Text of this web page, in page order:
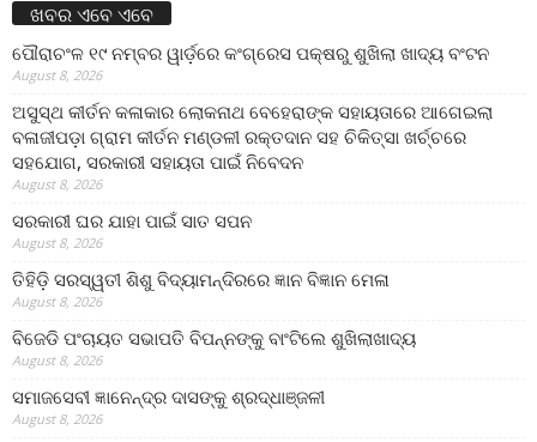
ଖବର ଏବେ ଏବେ
ପୌରାଚଂଳ ୧୯ ନମ୍ବର ୱାର୍ଡ଼ରେ କଂଗ୍ରେସ ପକ୍ଷରୁ ଶୁଖିଲା ଖାଦ୍ୟ ବଂଟନ
August 8, 2026
ଅସୁସ୍ଥ କୀର୍ତନ କଳାକାର ଲୋକନାଥ ବେହେରାଙ୍କ ସହାୟତାରେ ଆଗେଇଲା
ବଳାଜୀପଡ଼ା ଗ୍ରାମ କୀର୍ତନ ମଣ୍ଡଳୀ ରକ୍ତଦାନ ସହ ଚିକିତ୍ସା ଖର୍ଚ୍ଚରେ
ସହଯୋଗ, ସରକାରୀ ସହାୟତା ପାଇଁ ନିବେଦନ
August 8, 2026
ସରକାରୀ ଘର ଯାହା ପାଇଁ ସାତ ସପନ
August 8, 2026
ତିହିଡି଼ ସରସ୍ୱତୀ ଶିଶୁ ବିଦ୍ୟାମନ୍ଦିରରେ ଜ୍ଞାନ ବିଜ୍ଞାନ ମେଳା
August 8, 2026
ବିଜେଡି ପଂଚାୟତ ସଭାପତି ବିପନ୍ନଙ୍କୁ ବାଂଟିଲେ ଶୁଖିଲାଖାଦ୍ୟ
August 8, 2026
ସମାଜସେବୀ ଜ୍ଞାନେନ୍ଦ୍ର ଦାସଙ୍କୁ ଶ୍ରଦ୍ଧାଞ୍ଜଳୀ
August 8, 2026